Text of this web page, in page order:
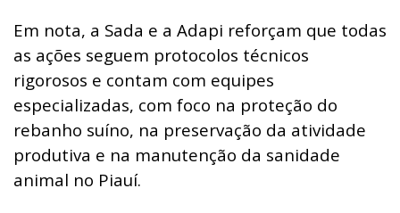
Em nota, a Sada e a Adapi reforçam que todas
as ações seguem protocolos técnicos
rigorosos e contam com equipes
especializadas, com foco na proteção do
rebanho suíno, na preservação da atividade
produtiva e na manutenção da sanidade
animal no Piauí.